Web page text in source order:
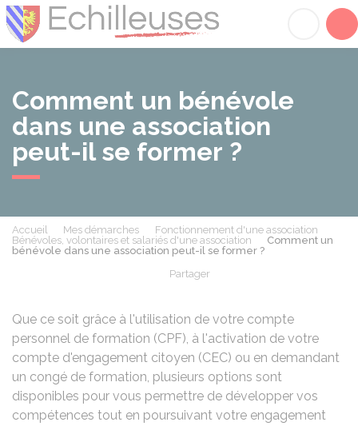
Comment un bénévole
dans une association
peut-il se former ?
Accueil Mes démarches
Fonctionnement d'une association
Bénévoles, volontaires et salariés d'une association
Comment un
bénévole dans une association peut-il se former ?
Partager
Que ce soit grâce à l'utilisation de votre compte
personnel de formation (CPF), à l'activation de votre
compte d'engagement citoyen (CEC) ou en demandant
un congé de formation, plusieurs options sont
disponibles pour vous permettre de développer vos
compétences tout en poursuivant votre engagement